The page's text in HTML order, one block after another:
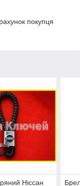
покупця
Ніссан